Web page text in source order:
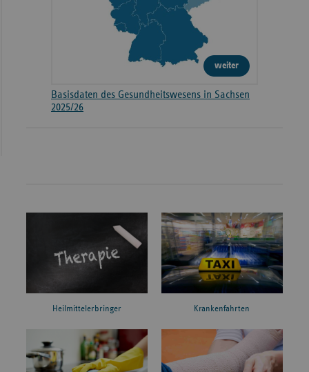
weiter
Basisdaten des Gesundheitswesens in Sachsen
2025/26
Heilmittelerbringer Krankenfahrten